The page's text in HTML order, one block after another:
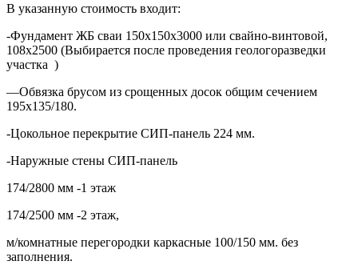
В указанную стоимость входит:
-Фундамент ЖБ сваи 150х150х3000 или свайно-винтовой,
108х2500 (Выбирается после проведения геологоразведки
участка )
—Обвязка брусом из срощенных досок общим сечением
195х135/180.
-Цокольное перекрытие СИП-панель 224 мм.
-Наружные стены СИП-панель
174/2800 мм -1 этаж
174/2500 мм -2 этаж,
м/комнатные перегородки каркасные 100/150 мм. без
заполнения.